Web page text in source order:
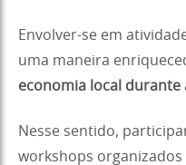
Envolver-se em
uma maneira
economia local durante
Nesse sentido,
workshops